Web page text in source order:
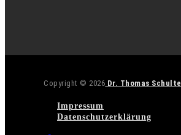
Copyright © 2026 Dr. Thomas Schulte
Impressum
Datenschutzerklärung